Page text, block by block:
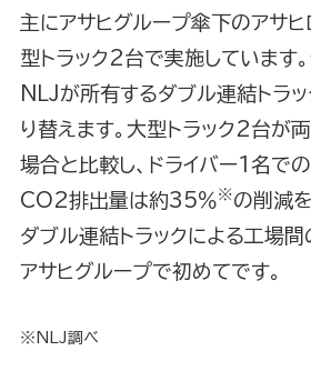
主にアサヒグループ傘下のアサ
型トラック2台で実施しています
NLJが所有するダブル連結トラ
り替えます。大型トラック2台が
場合と比較し、ドライバー1名で
CO2排出量は約35％※の削減
ダブル連結トラックによる工場
アサヒグループで初めてです。
※NLJ調べ